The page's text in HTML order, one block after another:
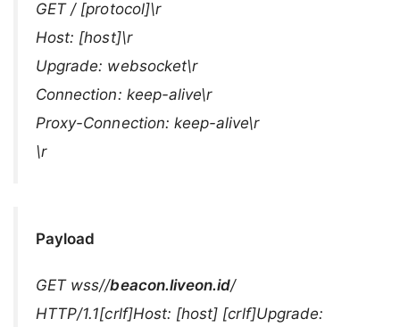
GET / [protocol]\r
Host: [host]\r
Upgrade: websocket\r
Connection: keep-alive\r
Proxy-Connection: keep-alive\r
\r
Payload
GET wss//beacon.liveon.id/
HTTP/1.1[crlf]Host: [host] [crlf]Upgrade: